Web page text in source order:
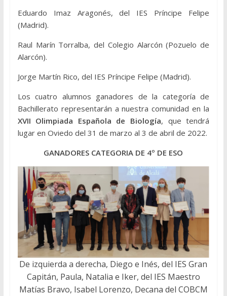
Eduardo Imaz Aragonés, del IES Príncipe Felipe
(Madrid).
Raul Marín Torralba, del Colegio Alarcón (Pozuelo de
Alarcón).
Jorge Martín Rico, del IES Príncipe Felipe (Madrid).
Los cuatro alumnos ganadores de la categoría de
Bachillerato representarán a nuestra comunidad en la
XVII Olimpiada Española de Biología, que tendrá
lugar en Oviedo del 31 de marzo al 3 de abril de 2022.
GANADORES CATEGORIA DE 4º DE ESO
De izquierda a derecha, Diego e Inés, del IES Gran
Capitán, Paula, Natalia e Iker, del IES Maestro
Matías Bravo, Isabel Lorenzo, Decana del COBCM